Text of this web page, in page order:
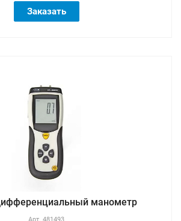
Заказать
манометр
Арт. 481493